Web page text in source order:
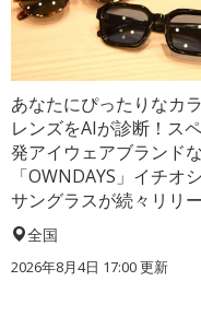
あなたにぴったりなカ
レンズをAIが診断！ス
発アイウェアブランド
「OWNDAYS」イチオ
サングラスが続々リリ
全国
2026年8月4日 17:00更新